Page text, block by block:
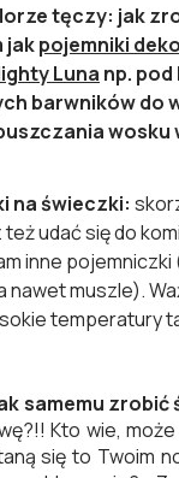
tęczy: jak
jakpojemniki
Luna np.
barwników do
wosku
na świeczki:
udać się do
inne
nawet muszle).
temperatury
samemu zrobić
Kto wie, może
się to Twoim